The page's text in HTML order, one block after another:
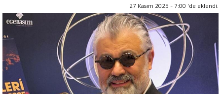
27 Kasım 2025 - 7:00 'de eklendi.